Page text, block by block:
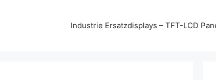
Industrie Ersatzdisplays – TFT-LCD